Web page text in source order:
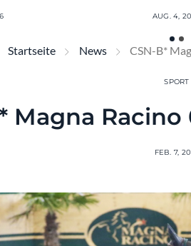
AUG. 4,
Startseite News CSN-B*
SPORT
Magna
FEB. 7,